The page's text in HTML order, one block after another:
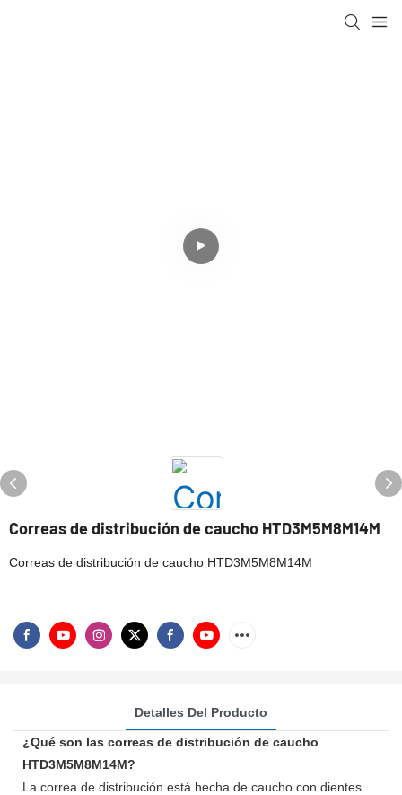
Correas de distribución de caucho HTD3M5M8M14M
Correas de distribución de caucho HTD3M5M8M14M
Detalles Del Producto
¿Qué son las correas de distribución de caucho
HTD3M5M8M14M?
La correa de distribución está hecha de caucho con dientes